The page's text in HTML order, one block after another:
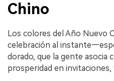
Chino
Los colores del Año Nuevo
celebración al
dorado, que la gente asocia
prosperidad en